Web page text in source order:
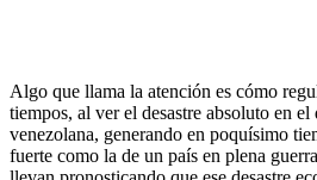
Algo que llama la atención es cómo
tiempos, al ver el desastre absoluto en
venezolana, generando en poquísimo
fuerte como la de un país en plena